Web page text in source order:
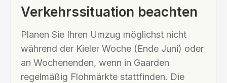
Verkehrssituation beachten
Planen Sie Ihren Umzug möglichst nicht
während der Kieler Woche (Ende Juni) oder
an Wochenenden, wenn in Gaarden
regelmäßig Flohmärkte stattfinden. Die